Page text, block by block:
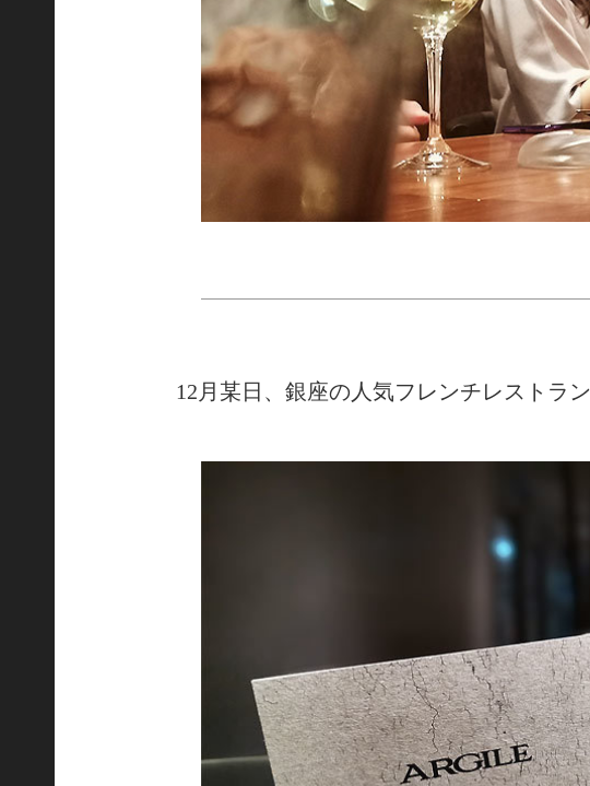
12月某日、銀座の人気フレンチレストラ